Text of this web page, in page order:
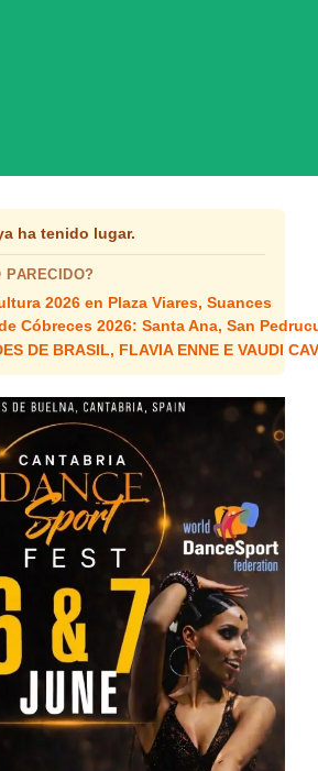
ha tenido lugar.
2026 en Plaza Viares, Suances
Cóbreces 2026: Santa Ana, San
DE BRASIL, FLAVIA ENNE E VAUDI